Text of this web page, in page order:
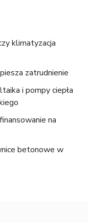
klimatyzacja
zatrudnienie
i pompy ciepła
na
betonowe w